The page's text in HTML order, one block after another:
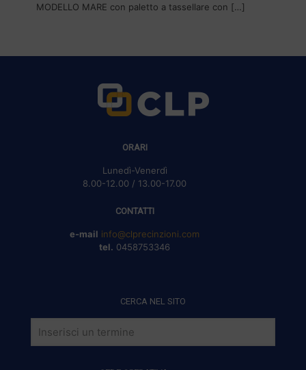
MODELLO MARE con paletto a tassellare con […]
ORARI
Lunedì-Venerdì
8.00-12.00 / 13.00-17.00
CONTATTI
e-mail info@clprecinzioni.com
tel. 0458753346
CERCA NEL SITO